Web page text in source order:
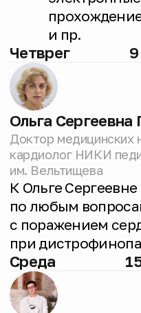
Информирование о
Объяснение, что такое
Дюшенна/Беккера, как
исключить диагноз и
вопросы.
Психологическая
Помощь родителям в
ситуациях, тревоге и
родители детей с МДД/Б
бесплатную
поддержку по телефону.
регистра фонда «Гордей»
воспользоваться до пяти
индивидуальных
психологом по
Подробности —по ссылке.
Юридические
Оформление
медицинское право,
детей с ОВР, оформление
статуса и другие
Маршрутизация